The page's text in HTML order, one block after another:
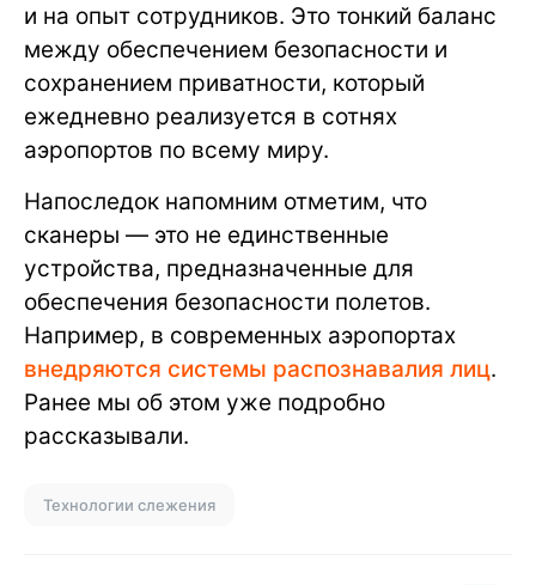
и на опыт сотрудников. Это тонкий баланс
между обеспечением безопасности и
сохранением приватности, который
ежедневно реализуется в сотнях
аэропортов по всему миру.
Напоследок напомним отметим, что
сканеры — это не единственные
устройства, предназначенные для
обеспечения безопасности полетов.
Например, в современных аэропортах
внедряются системы распознавалия лиц.
Ранее мы об этом уже подробно
рассказывали.
Технологии слежения